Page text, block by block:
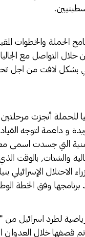
الحملة والخطوات
التواصل مع
بشكل لافت من اجل
للحملة أنجزت
و داعمة لتوجه
التي جسدت اسمى
والشتات, بالوقت
الإسرائيلي
وفق الخطة
لطرد اسرائيل
قصفها خلال العدوان